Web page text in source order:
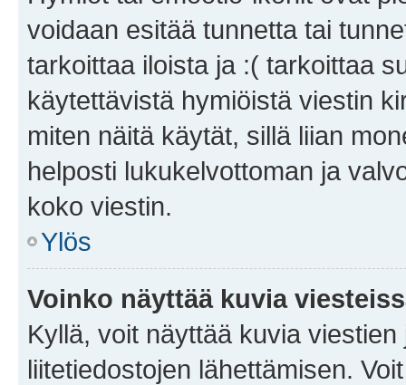
voidaan esitää tunnetta tai
tarkoittaa iloista ja :( tarkoittaa
käytettävistä hymiöistä viestin
miten näitä käytät, sillä liian
helposti lukukelvottoman ja
koko viestin.
Ylös
Voinko näyttää kuvia
Kyllä, voit näyttää kuvia
liitetiedostojen lähettämisen.